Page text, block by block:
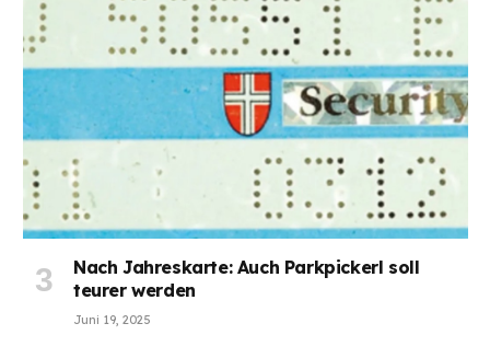
Nach Jahreskarte: Auch Parkpickerl soll
teurer werden
Juni 19, 2025